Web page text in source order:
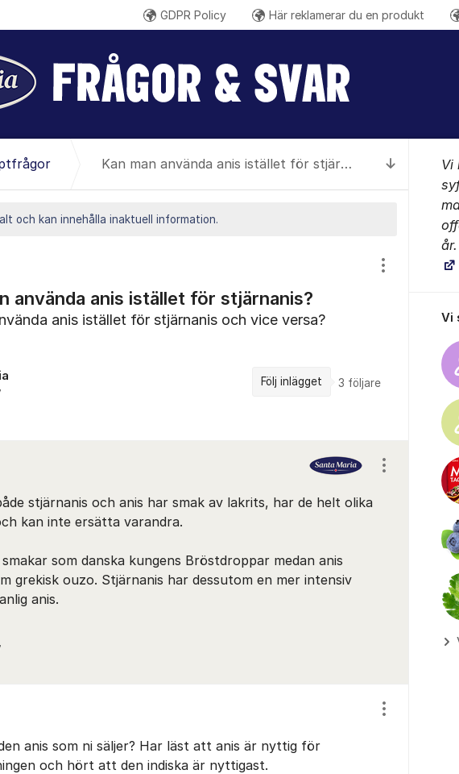
GDPR Policy Här reklamerar du en produkt
Santa Marias
Till
Kan man använda anis istället för stjärnanis?
och kan innehålla inaktuell information.
använda anis istället för stjärnanis?
Visa/dölj
anis istället för stjärnanis och vice versa?
Följ inlägget 3 följare
stjärnanis och anis har smak av lakrits, har de helt olika
kan inte ersätta varandra.
som danska kungens Bröstdroppar medan anis
grekisk ouzo. Stjärnanis har dessutom en mer intensiv
anis.
Visa/dölj
anis som ni säljer? Har läst att anis är nyttig för
och hört att den indiska är nyttigast.
Visa/dölj
Vi
år.
Vi